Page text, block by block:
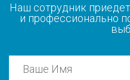
Наш сотрудник
и профессионально